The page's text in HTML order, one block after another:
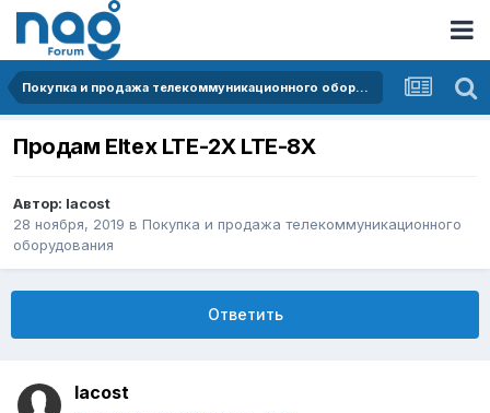
Покупка и продажа телекоммуникационного оборудования
Продам Eltex LTE-2X LTE-8X
Автор: lacost
28 ноября, 2019 в Покупка и продажа телекоммуникационного
оборудования
Ответить
lacost